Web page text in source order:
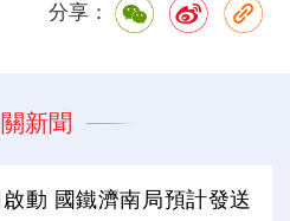
分享：
新聞
動 國鐵濟南局預計發送